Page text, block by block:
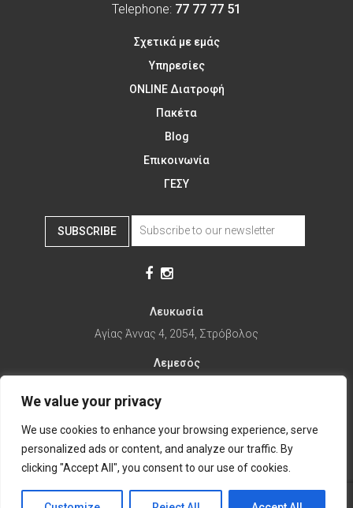
We value your privacy
We use cookies to enhance your browsing experience, serve
personalized ads or content, and analyze our traffic. By
clicking "Accept All", you consent to our use of cookies.
Telephone: 77 77 77 51
Σχετικά με εμάς
Υπηρεσίες
ONLINE Διατροφή
Πακέτα
Blog
Επικοινωνία
ΓΕΣΥ
SUBSCRIBE
Λευκωσία
Αγίας Άννας 4, 2054, Στρόβολος
Λεμεσός
1ης Απριλίου 67, 5281
it's time to Change Eat